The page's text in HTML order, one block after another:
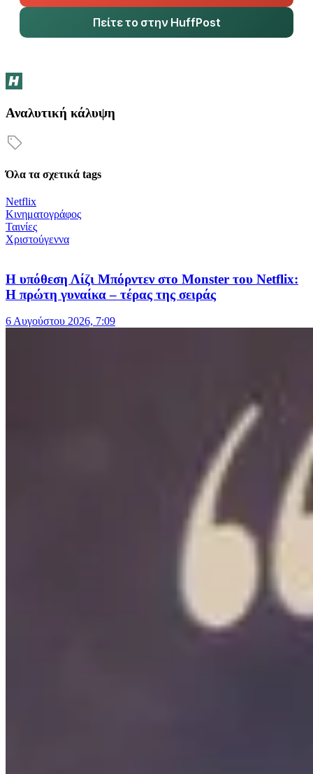
Πείτε το στην HuffPost
Αναλυτική κάλυψη
Όλα τα σχετικά tags
Netflix
Κινηματογράφος
Ταινίες
Χριστούγεννα
Η υπόθεση Λίζι Μπόρντεν στο Monster του Netflix:
Η πρώτη γυναίκα – τέρας της σειράς
6 Αυγούστου 2026, 7:09